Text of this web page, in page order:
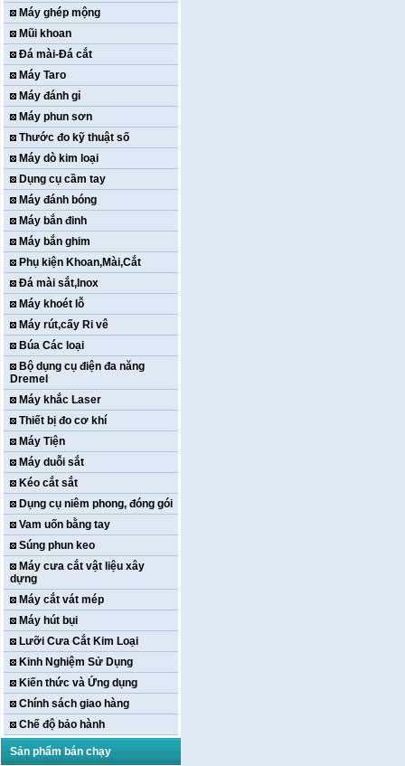
Máy ghép mộng
Mũi khoan
Đá mài-Đá cắt
Máy Taro
Máy đánh gỉ
Máy phun sơn
Thước đo kỹ thuật số
Máy dò kim loại
Dụng cụ cầm tay
Máy đánh bóng
Máy bắn đinh
Máy bắn ghim
Phụ kiện Khoan,Mài,Cắt
Đá mài sắt,Inox
Máy khoét lỗ
Máy rút,cấy Ri vê
Búa Các loại
Bộ dụng cụ điện đa năng
Dremel
Máy khắc Laser
Thiết bị đo cơ khí
Máy Tiện
Máy duỗi sắt
Kéo cắt sắt
Dụng cụ niêm phong, đóng gói
Vam uốn bằng tay
Súng phun keo
Máy cưa cắt vật liệu xây
dựng
Máy cắt vát mép
Máy hút bụi
Lưỡi Cưa Cắt Kim Loại
Kinh Nghiệm Sử Dụng
Kiến thức và Ứng dụng
Chính sách giao hàng
Chế độ bảo hành
Sản phẩm bán chạy